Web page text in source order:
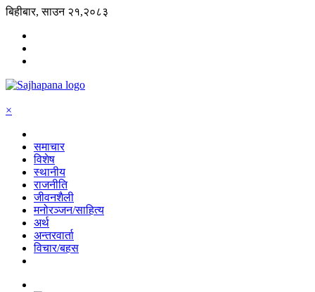
बिहीबार, साउन २१,२०८३
×
समाचार
विशेष
स्थानीय
राजनीति
जीवनशैली
मनोरञ्जन/साहित्य
अर्थ
अन्तरवार्ता
विचार/बहस